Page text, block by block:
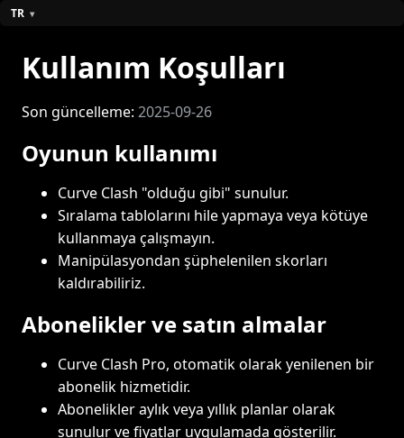
TR
Kullanım Koşulları
Son güncelleme: 2025-09-26
Oyunun kullanımı
Curve Clash "olduğu gibi" sunulur.
Sıralama tablolarını hile yapmaya veya kötüye
kullanmaya çalışmayın.
Manipülasyondan şüphelenilen skorları
kaldırabiliriz.
Abonelikler ve satın almalar
Curve Clash Pro, otomatik olarak yenilenen bir
abonelik hizmetidir.
Abonelikler aylık veya yıllık planlar olarak
sunulur ve fiyatlar uygulamada gösterilir.